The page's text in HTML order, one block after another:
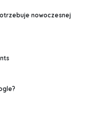
nowoczesnej